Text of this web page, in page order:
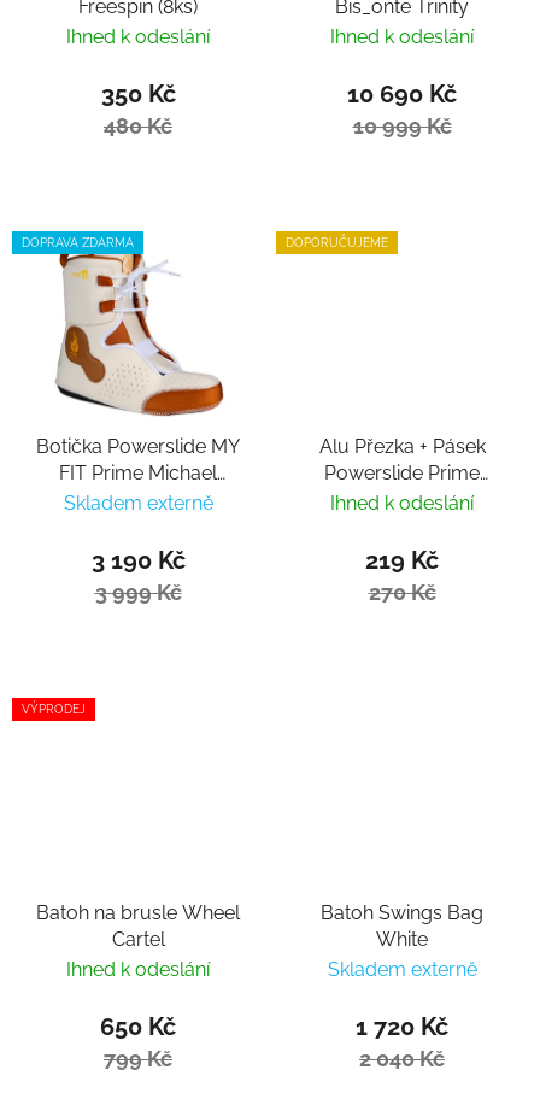
Freespin (8ks)
Ihned k odeslání
350 Kč
480 Kč
Bis_onte Trinity
Ihned k odeslání
10 690 Kč
10 999 Kč
DOPRAVA ZDARMA
Botička Powerslide MY
FIT Prime Michael
Witzemann Dual Fit
Skladem externě
3 190 Kč
3 999 Kč
DOPORUČUJEME
Alu Přezka + Pásek
Powerslide Prime
Buckle 21,5cm
Ihned k odeslání
219 Kč
270 Kč
VÝPRODEJ
Batoh na brusle Wheel
Cartel
Ihned k odeslání
650 Kč
799 Kč
Batoh Swings Bag
White
Skladem externě
1 720 Kč
2 040 Kč